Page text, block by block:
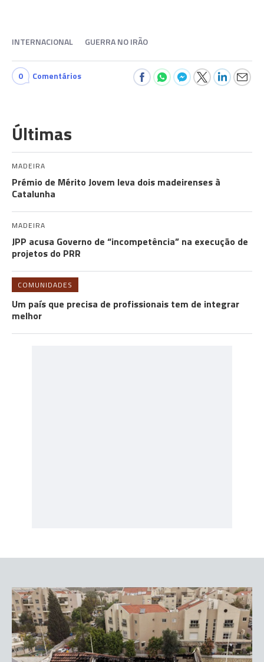
INTERNACIONAL GUERRA NO IRÃO
0 Comentários
Últimas
MADEIRA
Prémio de Mérito Jovem leva dois madeirenses à
Catalunha
MADEIRA
JPP acusa Governo de “incompetência” na execução de
projetos do PRR
COMUNIDADES
Um país que precisa de profissionais tem de integrar
melhor